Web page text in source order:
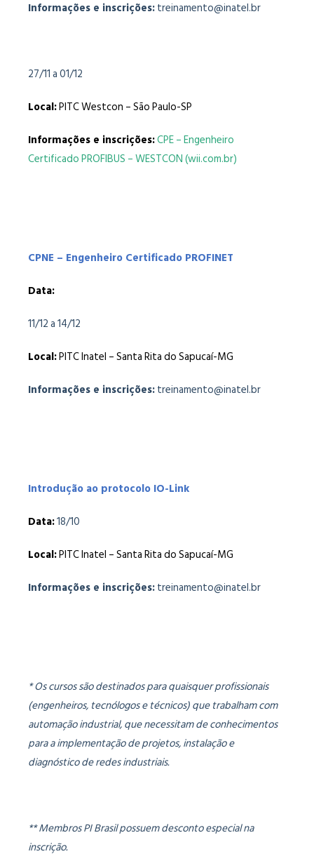
Informações e inscrições:treinamento@inatel.br
27/11 a 01/12
Local:PITC Westcon – São Paulo-SP
Informações e inscrições:CPE – Engenheiro
Certificado PROFIBUS – WESTCON (wii.com.br)
CPNE – Engenheiro Certificado PROFINET
Data:
11/12 a 14/12
Local:PITC Inatel – Santa Rita do Sapucaí-MG
Informações e inscrições:treinamento@inatel.br
Introdução ao protocolo IO-Link
Data:18/10
Local:PITC Inatel – Santa Rita do Sapucaí-MG
Informações e inscrições:treinamento@inatel.br
* Os cursos são destinados para quaisquer profissionais
(engenheiros, tecnólogos e técnicos) que trabalham com
automação industrial, que necessitam de conhecimentos
para a implementação de projetos, instalação e
diagnóstico de redes industriais.
** Membros PI Brasil possuem desconto especial na
inscrição.